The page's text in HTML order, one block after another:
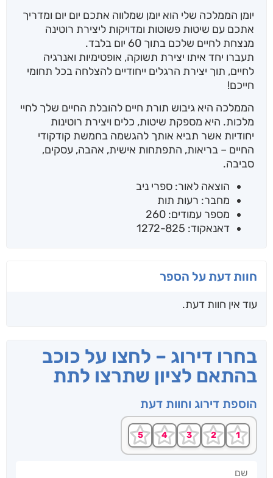
יומן הממלכה שלי הוא יומן שמלווה אתכם יום יום ומדריך
אתכם עם שיטות פשוטות ומדויקות ליצירת רוטינה
מנצחת לחיים שלכם בתוך 60 יום בלבד.
תעברו יחד איתו יצירת תשוקה, אופטימיות ואנרגיה
לחיים, תוך יצירת הרגלים ייחודיים להצלחה בכל תחומי
חייכם!
הממלכה היא גיבוש תורת חיים להובלת החיים שלך לחיי
מלכות. היא מספקת שיטות, כלים ויצירת רוטינות
יחודיות אשר תביא אותך להגשמה בחמשת קודקודי
החיים – בריאות, התפתחות אישית, אהבה, עסקים,
סביבה.
הוצאה לאור: ספרי ניב
מחבר: רעות תות
מספר עמודים: 260
דאנאקוד: 1272-825
חוות דעת על הספר
עוד אין חוות דעת.
בחרו דירוג – לחצו על כוכב
בהתאם לציון שתרצו לתת
הוספת דירוג וחוות דעת